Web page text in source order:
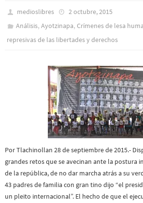
medioslibres
2 octubre, 2015
Análisis,Ayotzinapa,Crímenes de lesa
represivas de las libertades y derechos
Por Tlachinollan 28 de septiembre de 2015.-
grandes retos que se avecinan ante la postura
de la república, de no dar marcha atrás a su
43 padres de familia con gran tino dijo “el
un pleito internacional”. El hecho de que el